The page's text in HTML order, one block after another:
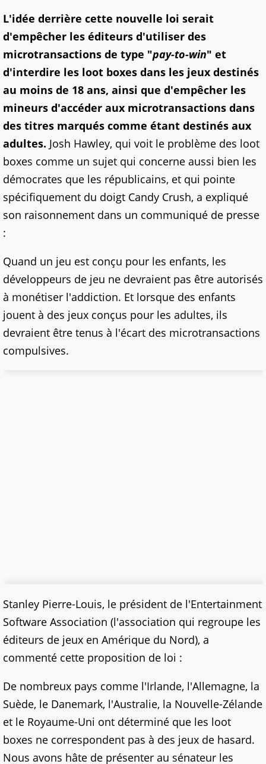
L'idée derrière cette nouvelle loi serait
d'empêcher les éditeurs d'utiliser des
microtransactions de type "pay-to-win" et
d'interdire les loot boxes dans les jeux destinés
au moins de 18 ans, ainsi que d'empêcher les
mineurs d'accéder aux microtransactions dans
des titres marqués comme étant destinés aux
adultes. Josh Hawley, qui voit le problème des loot
boxes comme un sujet qui concerne aussi bien les
démocrates que les républicains, et qui pointe
spécifiquement du doigt Candy Crush, a expliqué
son raisonnement dans un communiqué de presse
:
Quand un jeu est conçu pour les enfants, les
développeurs de jeu ne devraient pas être autorisés
à monétiser l'addiction. Et lorsque des enfants
jouent à des jeux conçus pour les adultes, ils
devraient être tenus à l'écart des microtransactions
compulsives.
Stanley Pierre-Louis, le président de l'Entertainment
Software Association (l'association qui regroupe les
éditeurs de jeux en Amérique du Nord), a
commenté cette proposition de loi :
De nombreux pays comme l'Irlande, l'Allemagne, la
Suède, le Danemark, l'Australie, la Nouvelle-Zélande
et le Royaume-Uni ont déterminé que les loot
boxes ne correspondent pas à des jeux de hasard.
Nous avons hâte de présenter au sénateur les